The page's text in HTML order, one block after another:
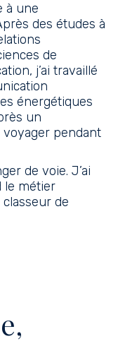
à une
des études à
de
j’ai travaillé
énergétiques
un
voyager pendant
de voie. J’ai
le métier
de